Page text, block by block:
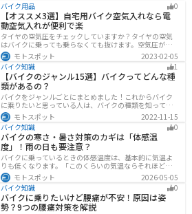
バイク用品 0
【オススメ3選】自宅用バイク空気入れなら電
動空気入れが便利で楽
タイヤの空気圧をチェックしていますか？タイヤの空気
はバイクに乗っても乗らなくても抜けます。空気圧が下
がると走行性能・燃費・安全性に影響します。空気圧は
常に自分で管理できるようにしておきましょう。楽に使
えるオススメ空気入れをまとめたので、参考にしてくだ
さい。
モトスポット
2023-02-05
バイク知識
1
【バイクのジャンル15選】バイクってどんな種
類があるの？
バイクをジャンルごとにまとめました！これからバイク
に乗りたいと思っている人は、バイクの種類を知って気
になる1台を見つけましょう。特徴やメリットデメリット
なども記載しているので、デザインだけでなく性能から
もバイクを探せるようになると失敗しないバイク選びば
できるようになります。
モトスポット
2022-11-15
バイク知識
0
バイクの寒さ・暑さ対策のカギは「体感温
度」！雨の日も要注意？
バイクに乗っているときの体感温度は、基本的に気温よ
りも低くなります。「このくらいの気温ならそれほど寒
くないだろう」そう考えて通常の装備でバイクに乗った
ら大変な目に遭った・・・そんな経験のあるライダーも
多いのではないでしょうか。今回はバイク走行中の体感
温度についてご紹介します。体感温度を考慮した快適走
行のポイントもまとめました。季節や天候を問わずバイ
モトスポット
2026-05-05
バイク知識
0
バイクに乗りたいけど腰痛が不安！原因は姿
勢？9つの腰痛対策を解説